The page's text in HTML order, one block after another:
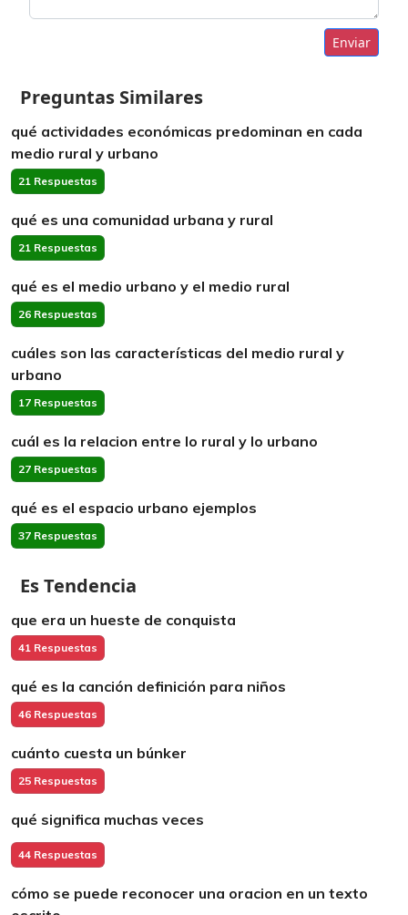
Enviar
Preguntas Similares
qué actividades económicas predominan en cada
medio rural y urbano
21 Respuestas
qué es una comunidad urbana y rural
21 Respuestas
qué es el medio urbano y el medio rural
26 Respuestas
cuáles son las características del medio rural y
urbano
17 Respuestas
cuál es la relacion entre lo rural y lo urbano
27 Respuestas
qué es el espacio urbano ejemplos
37 Respuestas
Es Tendencia
que era un hueste de conquista
41 Respuestas
qué es la canción definición para niños
46 Respuestas
cuánto cuesta un búnker
25 Respuestas
qué significa muchas veces
44 Respuestas
cómo se puede reconocer una oracion en un texto